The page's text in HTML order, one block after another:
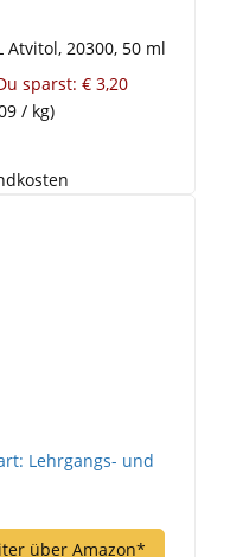
Atvitol, 20300, 50 ml
sparst: € 3,20
/ kg)
Lehrgangs- und
über Amazon*